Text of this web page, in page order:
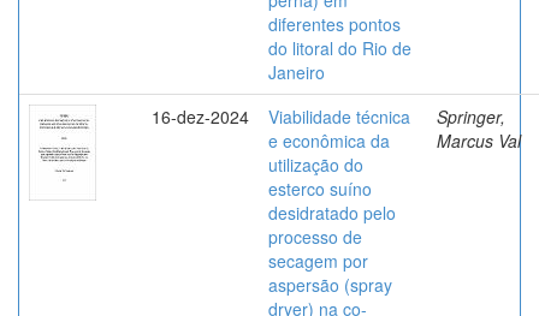
diferentes pontos
do litoral do Rio de
Janeiro
16-dez-2024
Viabilidade técnica
e econômica da
utilização do
esterco suíno
desidratado pelo
processo de
secagem por
aspersão (spray
dryer) na co-
Springer,
Marcus Val